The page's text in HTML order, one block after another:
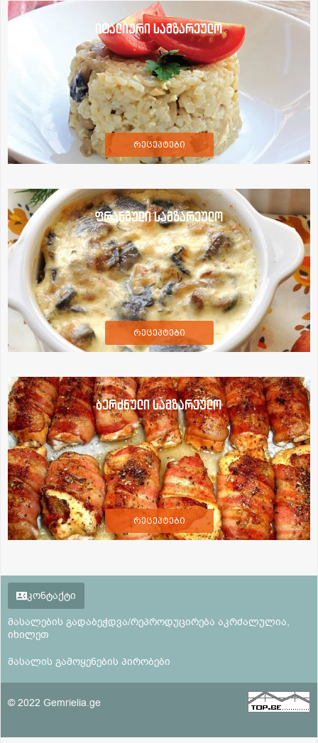
იტალიური სამზარეულო
რეცეპტები
ფრანგული სამზარეულო
რეცეპტები
ბერძნული სამზარეულო
რეცეპტები
კონტაქტი
მასალების გადაბეჭდვა/რეპროდუცირება აკრძალულია,
იხილეთ
მასალის გამოყენების პირობები
© 2022 Gemrielia.ge